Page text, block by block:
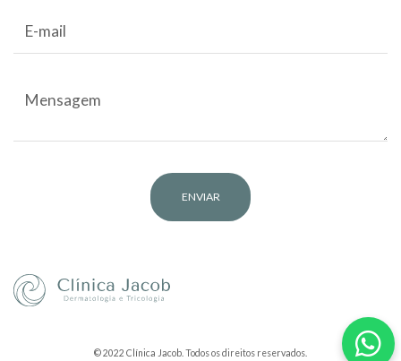
© 2022 Clínica Jacob. Todos os direitos reservados.